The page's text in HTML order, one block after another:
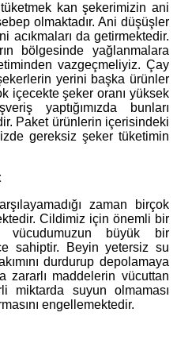
kan şekerimizin ani
olmaktadır. Ani düşüşler
acıkmaları da getirmektedir.
bölgesinde yağlanmalara
vazgeçmeliyiz. Çay
yerini başka ürünler
içecekte şeker oranı yüksek
yaptığımızda bunları
Paket ürünlerin içerisindeki
gereksiz şeker tüketimin
zaman birçok
Cildimiz için önemli bir
büyük bir
sahiptir. Beyin yetersiz su
durdurup depolamaya
zararlı maddelerin vücuttan
miktarda suyun olmaması
engellemektedir.